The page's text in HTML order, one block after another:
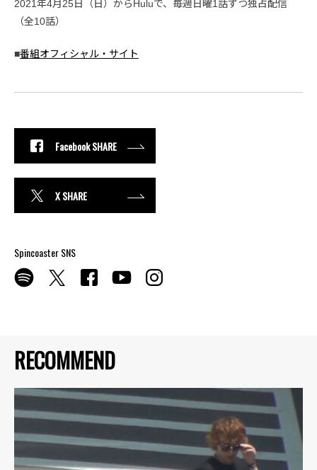
RECOMMEND
2021年4月25日（日）からHuluで、毎週日曜1話ずつ独占配信
（全10話）
■番組オフィシャル・サイト
Facebook SHARE
X SHARE
Spincoaster SNS